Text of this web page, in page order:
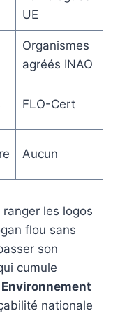
UE
Organismes
agréés INAO
FLO-Cert
Aucun
les logos
flou sans
son
cumule
Environnement
nationale